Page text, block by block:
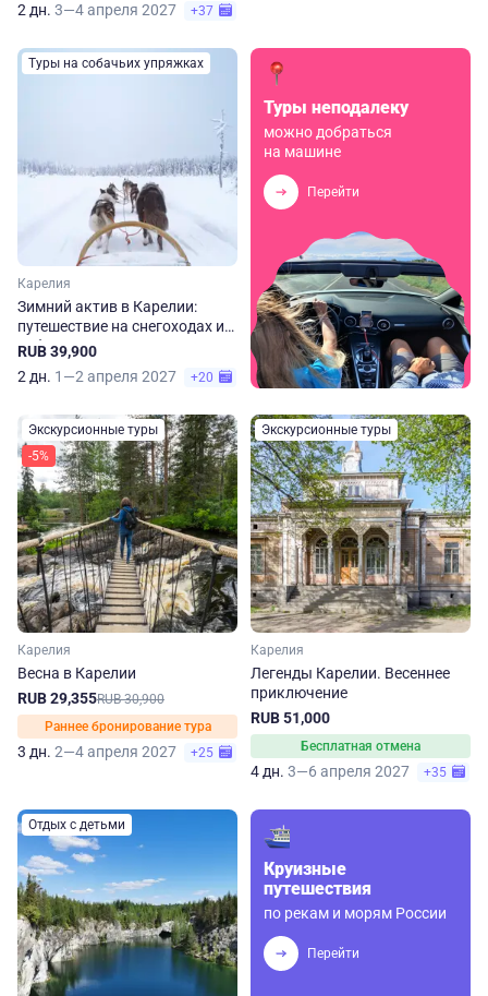
2 дн. 3—4 апреля 2027 +37
Туры на собачьих упряжках
Карелия
Зимний актив в Карелии:
путешествие на снегоходах и
собачьих упряжках
RUB 39,900
2 дн. 1—2 апреля 2027 +20
Туры неподалеку
можно добраться
на машине
Перейти
Экскурсионные туры
-5%
Карелия
Весна в Карелии
RUB 29,355RUB 30,900
Раннее бронирование тура
3 дн. 2—4 апреля 2027 +25
Экскурсионные туры
Карелия
Легенды Карелии. Весеннее
приключение
RUB 51,000
Бесплатная отмена
4 дн. 3—6 апреля 2027 +35
Отдых с детьми
Круизные
путешествия
по рекам и морям России
Перейти